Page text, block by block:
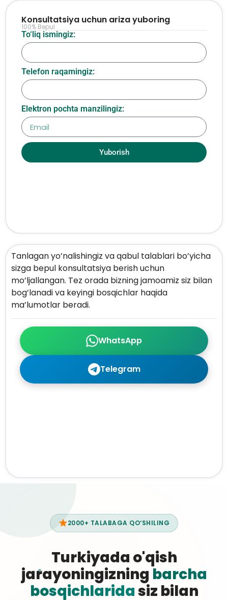
WhatsApp
Telegram
Tanlagan yo’nalishingiz va qabul talablari bo’yicha
sizga bepul konsultatsiya berish uchun
mo’ljallangan. Tez orada bizning jamoamiz siz bilan
bog’lanadi va keyingi bosqichlar haqida
ma’lumotlar beradi.
To‘liq ismingiz:
Telefon raqamingiz:
Elektron pochta manzilingiz:
Yuborish
Konsultatsiya uchun ariza yuboring
100% Bepul
2000+ TALABAGA QO‘SHILING
Turkiyada o'qish
jarayoningizning barcha
bosqichlaridasiz bilan